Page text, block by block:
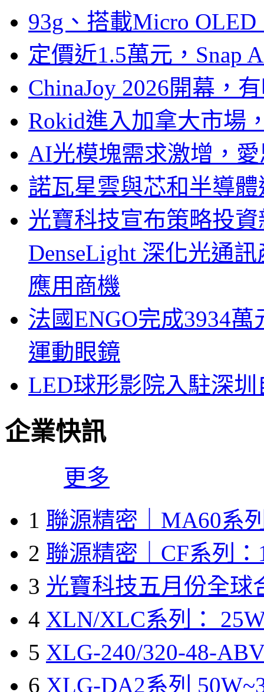
93g、搭載Micro
定價近1.5萬元，Snap
ChinaJoy 2026開幕，
Rokid進入加拿大市場
AI光模塊需求激增，
諾瓦星雲與芯和半導
光寶科技宣布策略投
DenseLight 深化光通
應用商機
法國ENGO完成3934
運動眼鏡
LED球形影院入駐深
企業快訊
更多
1 聯源精密｜MA60系
2 聯源精密｜CF系列：
3 光寶科技五月份全球
4 XLN/XLC系列：
5 XLG-240/320-48-
6 XLG-DA2系列